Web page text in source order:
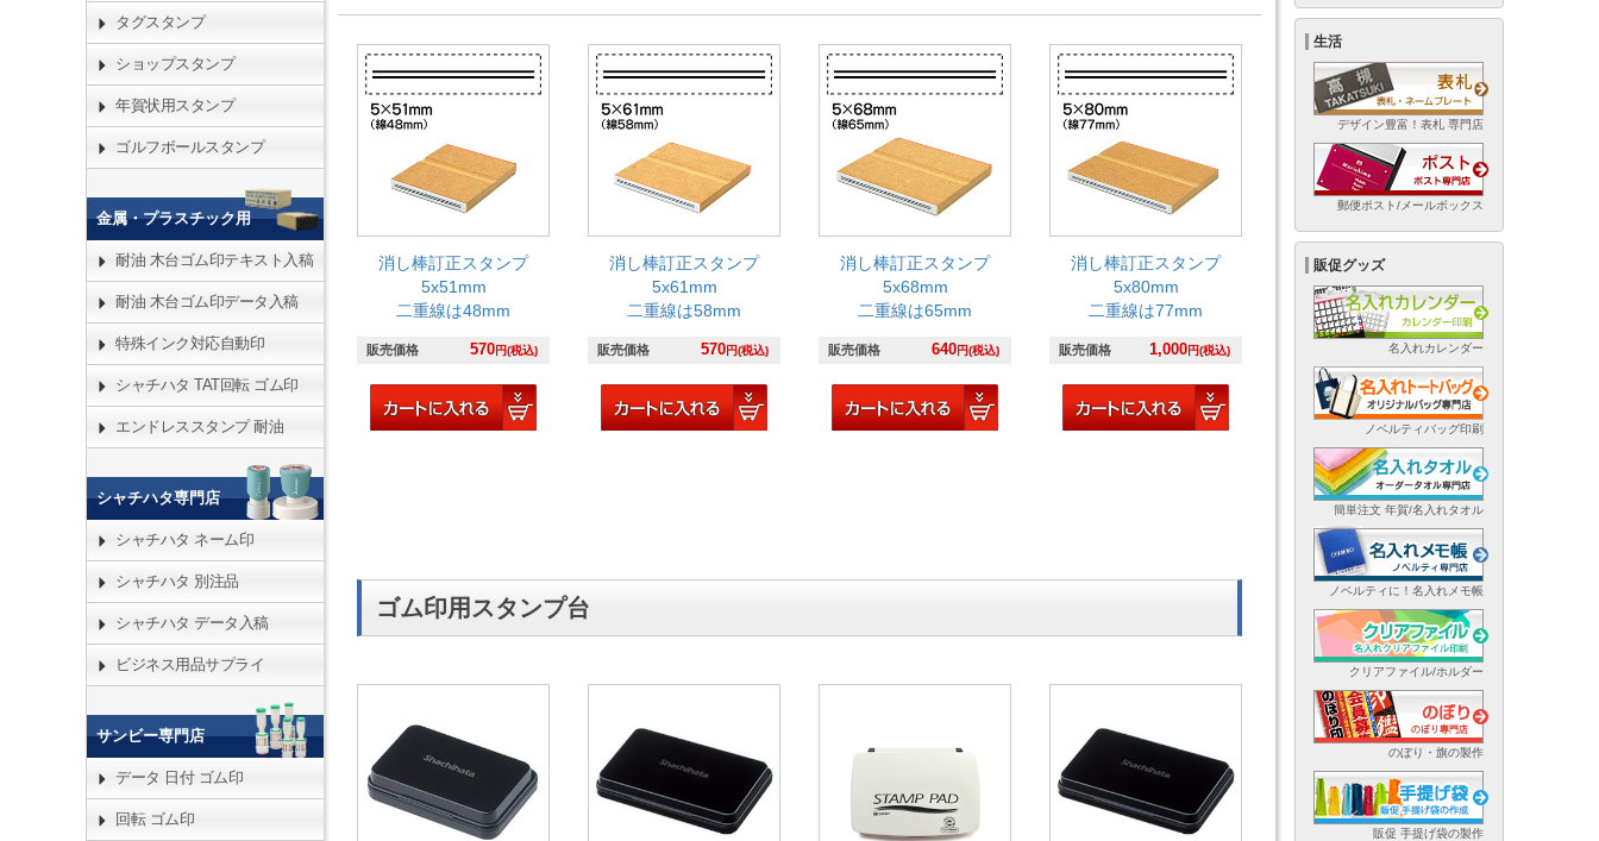
消し棒訂正スタンプ
5x51mm
二重線は48mm
販売価格 570円(税込)
消し棒訂正スタンプ
5x61mm
二重線は58mm
販売価格 570円(税込)
消し棒訂正スタンプ
5x68mm
二重線は65mm
販売価格 640円(税込)
消し棒訂正スタンプ
5x80mm
二重線は77mm
販売価格 1,000円(税込)
ゴム印用スタンプ台
タグスタンプ
ショップスタンプ
年賀状用スタンプ
ゴルフボールスタンプ
金属・プラスチック用
耐油 木台ゴム印テキスト入稿
耐油 木台ゴム印データ入稿
特殊インク対応自動印
シャチハタ TAT回転 ゴム印
エンドレススタンプ 耐油
シャチハタ専門店
シャチハタ ネーム印
シャチハタ 別注品
シャチハタ データ入稿
ビジネス用品サプライ
サンビー専門店
データ 日付 ゴム印
回転 ゴム印
生活
デザイン豊富！表札 専門店
郵便ポスト/メールボックス
販促グッズ
名入れカレンダー
ノベルティバッグ印刷
簡単注文 年賀/名入れタオル
ノベルティに！名入れメモ帳
クリアファイル/ホルダー
のぼり・旗の製作
販促 手提げ袋の製作